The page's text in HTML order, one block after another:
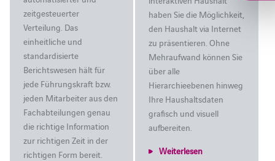
zeitgesteuerter
Verteilung. Das
einheitliche und
standardisierte
Berichtswesen hält für
jede Führungskraft bzw.
jeden Mitarbeiter aus den
Fachabteilungen genau
die richtige Information
zur richtigen Zeit in der
richtigen Form bereit.
haben Sie die Möglichkeit,
den Haushalt via Internet
zu präsentieren. Ohne
Mehraufwand können Sie
über alle
Hierarchieebenen hinweg
Ihre Haushaltsdaten
grafisch und visuell
aufbereiten.
Weiterlesen